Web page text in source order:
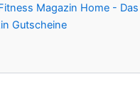
Magazin Home - Das
Gutscheine